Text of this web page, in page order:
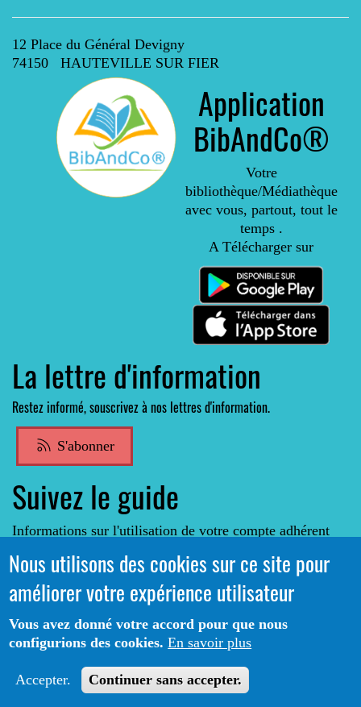
12 Place du Général Devigny
74150 HAUTEVILLE SUR FIER
Application
BibAndCo®
Votre
bibliothèque/Médiathèque
avec vous, partout, tout le
temps .
A Télécharger sur
La lettre d'information
Restez informé, souscrivez à nos lettres d'information.
S'abonner
Suivez le guide
Informations sur l'utilisation de votre compte adhérent
Voir le guide
Catalogue CoLibris® - Copyright© 2026 - LOGIQ Systèmes.
Tous droits réservés -Protection des données
Légales
Nous utilisons des cookies sur ce site pour
améliorer votre expérience utilisateur
Vous avez donné votre accord pour que nous
configurions des cookies. En savoir plus
Accepter. Continuer sans accepter.